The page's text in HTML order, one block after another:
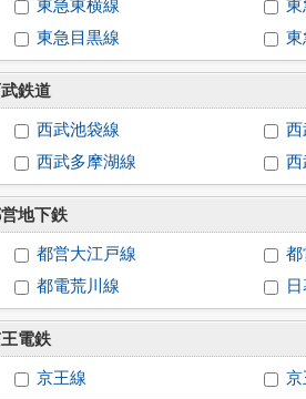
東急東横線 東
東急目黒線
東
鉄道
西武池袋線 西
西武多摩湖線
西
地下鉄
都営大江戸線 都
都電荒川線
電鉄
京王線 京